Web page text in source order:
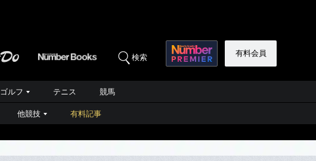
検索 有料会員
ゴルフ テニス 競馬
他競技 有料記事